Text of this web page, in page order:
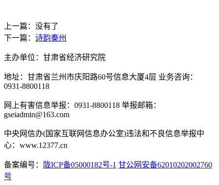
上一篇：没有了
下一篇： 诗韵秦州
主办单位：甘肃省经济研究院
地址：甘肃省兰州市庆阳路60号信息大厦4层 业务咨询：
0931-8800118
网上有害信息举报：0931-8800118 举报邮箱：
gseiadmin@163.com
中央网信办(国家互联网信息办公室)违法和不良信息举报中
心：www.12377.cn
备案编号： 陇ICP备05000182号-1 甘公网安备62010202002760
号